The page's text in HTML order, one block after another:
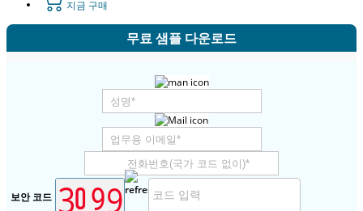
지금 구매
무료 샘플 다운로드
보안 코드